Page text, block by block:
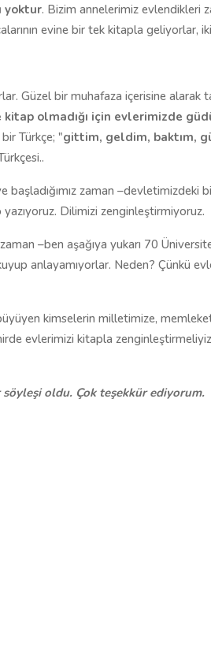
yoktur. Bizim annelerimiz evlendikleri
evine bir tek kitapla geliyorlar,
Güzel bir muhafaza içerisine
olmadığı için evlerimizde
Türkçe; "gittim, geldim, baktım,
başladığımız zaman –devletimizdeki
Dilimizi zenginleştirmiyoruz.
–ben aşağıya yukarı 70
anlayamıyorlar. Neden? Çünkü
kimselerin milletimize,
evlerimizi kitapla
oldu. Çok teşekkür ediyorum.